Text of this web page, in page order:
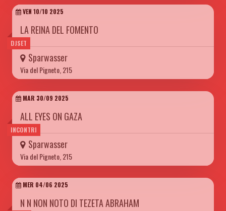
DJSET
VEN 10/10 2025
LA REINA DEL FOMENTO
Sparwasser
Via del Pigneto, 215
INCONTRI
MAR 30/09 2025
ALL EYES ON GAZA
Sparwasser
Via del Pigneto, 215
MER 04/06 2025
N N NON NOTO DI TEZETA ABRAHAM